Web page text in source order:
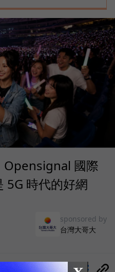
Opensignal 國際
5G 時代的好網
sponsored by
台灣大哥大